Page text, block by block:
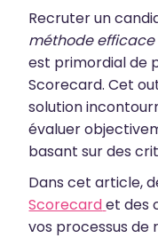
Recruter un
méthode
est primordial de
Scorecard. Cet
solution
évaluer
basant sur des
Dans cet article,
Scorecardet des
vos processus de